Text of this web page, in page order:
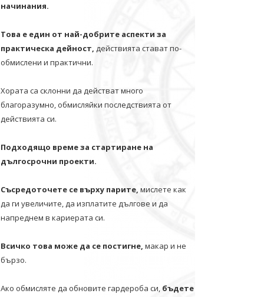
начинания.
Това е един от най-добрите аспекти за
практическа дейност, действията стават по-
обмислени и практични.
Хората са склонни да действат много
благоразумно, обмисляйки последствията от
действията си.
Подходящо време за стартиране на
дългосрочни проекти.
Съсредоточете се върху парите, мислете как
да ги увеличите, да изплатите дългове и да
напреднем в кариерата си.
Всичко това може да се постигне, макар и не
бързо.
Ако обмисляте да обновите гардероба си, бъдете